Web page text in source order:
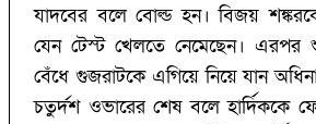
যাদবের বলে বোল্ড হন। বিজয়
যেন টেস্ট খেলতে নেমেছেন। এরপর
বেঁধে গুজরাটকে এগিয়ে নিয়ে যান
চতুর্দশ ওভারের শেষ বলে হার্দিককে